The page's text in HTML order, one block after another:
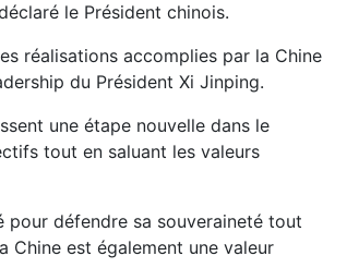
le Président chinois.
réalisations accomplies par la Chine
du Président Xi Jinping.
une étape nouvelle dans le
tout en saluant les valeurs
défendre sa souveraineté tout
est également une valeur